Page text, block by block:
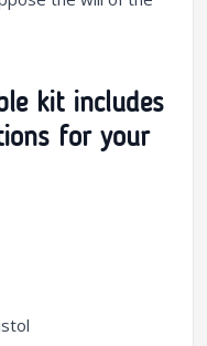
kit includes
for your